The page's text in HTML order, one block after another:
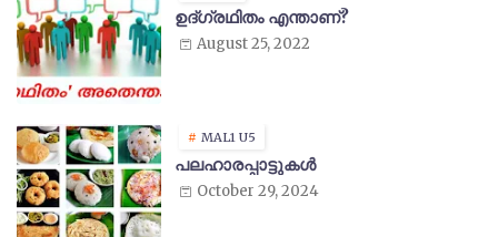
ഉദ്ഗ്രഥിതം എന്താണ്?
August 25, 2022
MAL1 U5
പലഹാരപ്പാട്ടുകൾ
October 29, 2024